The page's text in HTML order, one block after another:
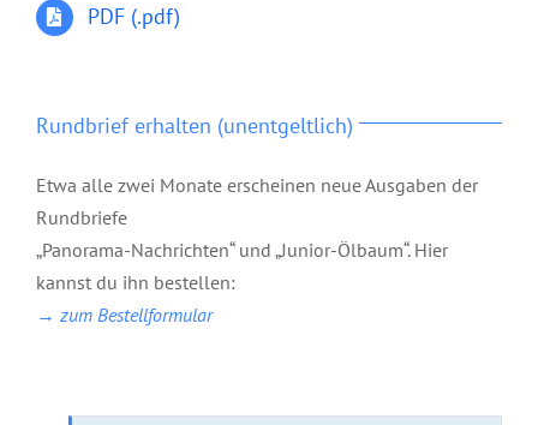
PDF (.pdf)
Rundbrief erhalten (unentgeltlich)
Etwa alle zwei Monate erscheinen neue Ausgaben der
Rundbriefe
„Panorama-Nachrichten“ und „Junior-Ölbaum“. Hier
kannst du ihn bestellen:
→ zum Bestellformular